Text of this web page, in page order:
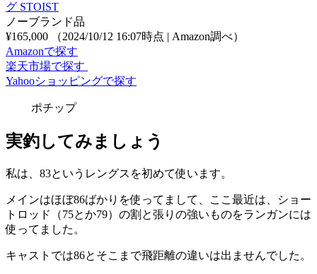
グ STOIST
ノーブランド品
¥165,000
（2024/10/12 16:07時点 | Amazon調べ）
Amazonで探す
楽天市場で探す
Yahooショッピングで探す
ポチップ
実釣してみましょう
私は、83というレングスを初めて使います。
メインはほぼ86ばかりを使ってまして、ここ最近は、ショー
トロッド（75とか79）の割と張りの強いものをランガンには
使ってました。
キャストでは86とそこまで飛距離の違いは出ませんでした。